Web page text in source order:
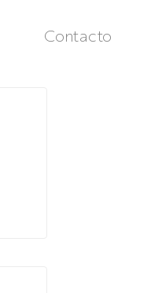
Contacto